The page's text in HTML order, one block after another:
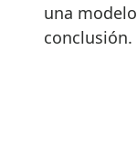
una
conclusión.